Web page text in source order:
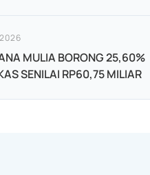
MULIA BORONG 25,60%
SENILAI RP60,75 MILIAR